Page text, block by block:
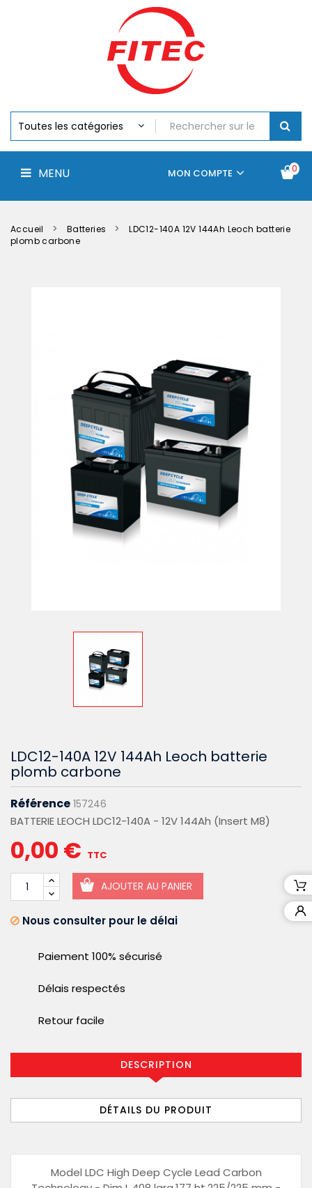
MENU 0
MON COMPTE
Chargeurs
Accus
Perceuse,
Visseuse
Batteries
Accueil Batteries
LDC12-140A 12V 144Ah Leoch batterie
plomb carbone
LDC12-140A 12V 144Ah Leoch batterie
plomb carbone
Référence 157246
BATTERIE LEOCH LDC12-140A - 12V 144Ah (Insert M8)
0,00 € TTC
AJOUTER AU PANIER
Nous consulter pour le délai
Paiement 100% sécurisé
Délais respectés
Retour facile
DESCRIPTION
DÉTAILS DU PRODUIT
Model LDC High Deep Cycle Lead Carbon